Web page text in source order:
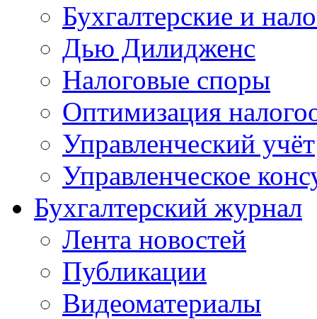
Бухгалтерские и
Дью Дилидженс
Налоговые споры
Оптимизация
Управленческий учёт
Управленческое
Бухгалтерский журнал
Лента новостей
Публикации
Видеоматериалы